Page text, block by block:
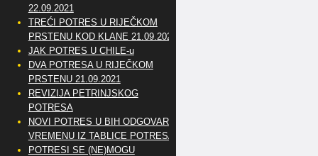
22.09.2021
TREĆI POTRES U RIJEČKOM
PRSTENU KOD KLANE 21.09.2021
JAK POTRES U CHILE-u
DVA POTRESA U RIJEČKOM
PRSTENU 21.09.2021
REVIZIJA PETRINJSKOG
POTRESA
NOVI POTRES U BIH ODGOVARA
VREMENU IZ TABLICE POTRESA
POTRESI SE (NE)MOGU